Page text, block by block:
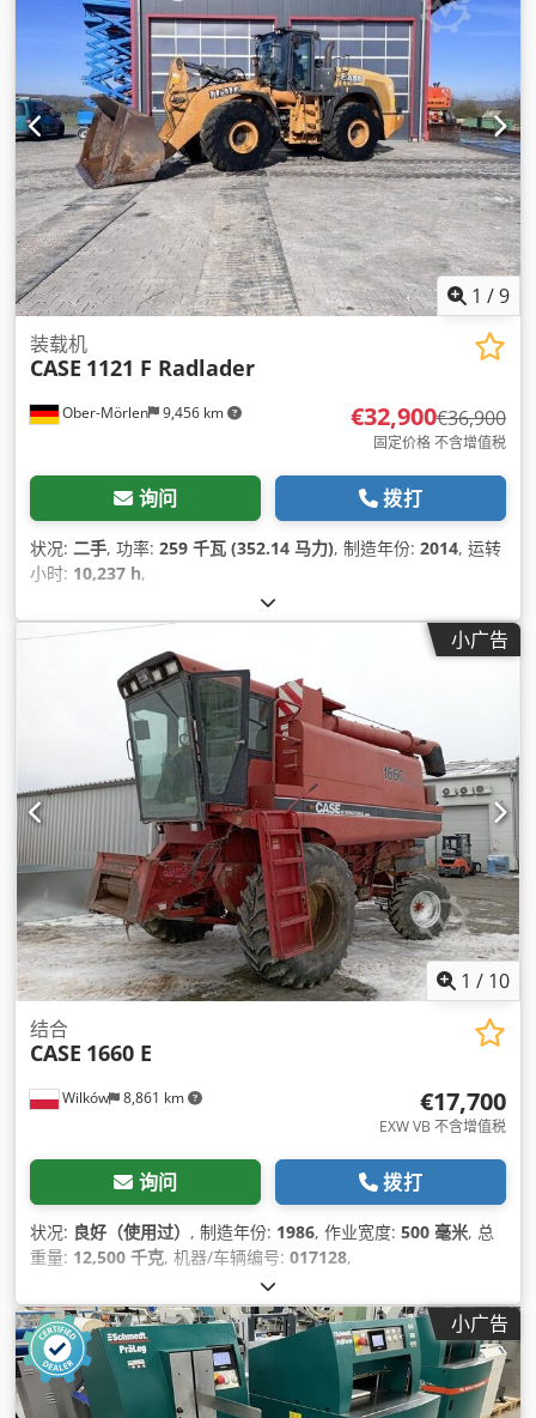
1 /9
Ober-Mörlen 9,456 km
装载机
CASE 1121 F Radlader
€32,900€36,900
固定价格 不含增值税
询问 拨打
状况: 二手, 功率: 259 千瓦 (352.14 马力), 制造年份: 2014, 运转
小时: 10,237 h,
小广告
1 / 10
Wilków 8,861 km
结合
CASE 1660 E
€17,700
EXW VB 不含增值税
询问 拨打
状况: 良好（使用过） , 制造年份: 1986, 作业宽度: 500 毫米, 总
重量: 12,500 千克, 机器/车辆编号: 017128,
小广告